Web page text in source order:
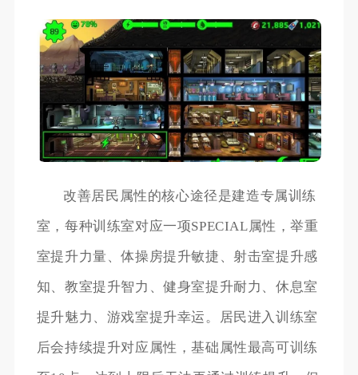
改善居民属性的核心途径是建造专属训练
室，每种训练室对应一项SPECIAL属性，举重
室提升力量、体操房提升敏捷、射击室提升感
知、教室提升智力、健身室提升耐力、休息室
提升魅力、游戏室提升幸运。居民进入训练室
后会持续提升对应属性，基础属性最高可训练